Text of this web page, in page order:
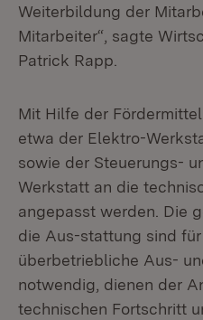
Weiterbildung der
Mitarbeiter“, sagte
Patrick Rapp.
Mit Hilfe der
etwa der Elektro-
sowie der Steuerungs-
Werkstatt an die
angepasst werden. Die
die Aus-stattung sind
überbetriebliche Aus-
notwendig, dienen der
technischen Fortschritt